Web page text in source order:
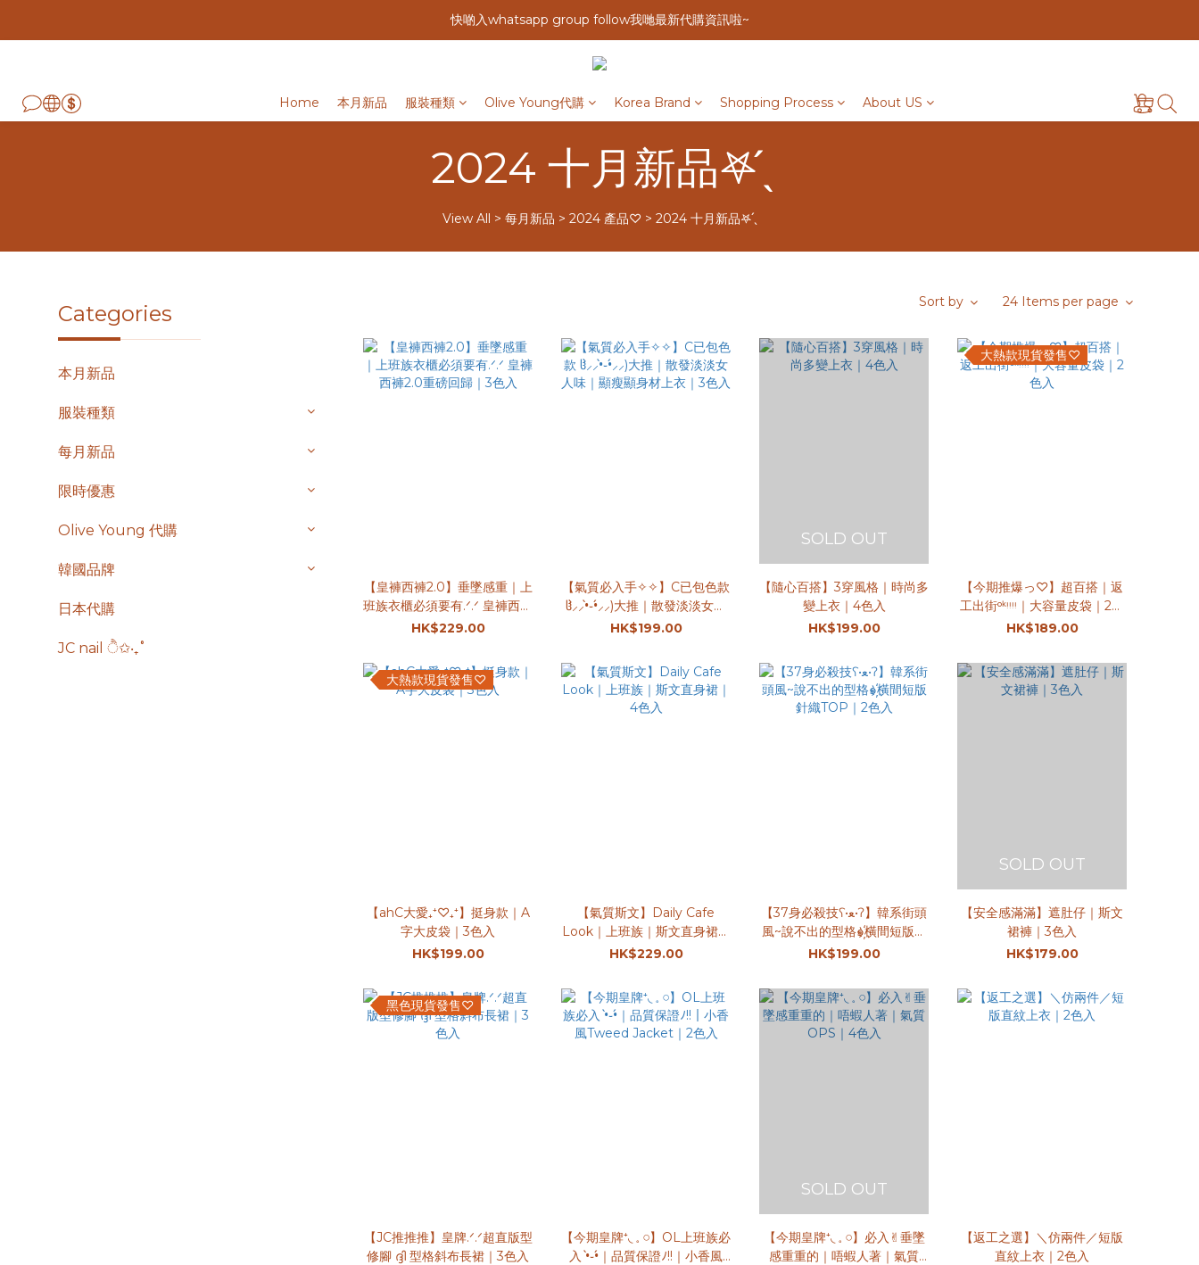
快啲入whatsapp group follow我哋最新代購資訊啦~
Home 本月新品 服裝種類 Olive Young代購 Korea Brand Shopping Process About US
2024 十月新品𖤐 ̖́
View All >每月新品 >2024 產品♡ >2024 十月新品𖤐 ̖́
Categories
本月新品
服裝種類
每月新品
限時優惠
Olive Young 代購
韓國品牌
日本代購
JC nail ੈ✩‧₊˚
Sort by 24 Items per page
【皇褲西褲2.0】垂墜感重｜上
班族衣櫃必須要有.ᐟ.ᐟ 皇褲西褲
2.0重磅回歸｜3色入
HK$229.00
【氣質必入手✧︎✧︎】C已包色款
ჱ̒⸝⸝•̀֊•́⸝⸝)大推｜散發淡淡女人
味｜顯瘦顯身材上衣｜3色入
HK$199.00
SOLD OUT
【隨心百搭】3穿風格｜時尚多
變上衣｜4色入
HK$199.00
大熱款現貨發售♡
【今期推爆っ♡】超百搭｜返
工出街ᵒᵏᵎᵎᵎᵎ｜大容量皮袋｜2色
入
HK$189.00
大熱款現貨發售♡
【ahC大愛₊⁺♡₊⁺】挺身款｜A
字大皮袋｜3色入
HK$199.00
【氣質斯文】Daily Cafe
Look｜上班族｜斯文直身裙｜
4色入
HK$229.00
【37身必殺技ʕ•ﻌ•ʔ】韓系街頭
風~說不出的型格๑҉橫間短版針
織TOP｜2色入
HK$199.00
SOLD OUT
【安全感滿滿】遮肚仔｜斯文
裙褲｜3色入
HK$179.00
黑色現貨發售♡
【JC推推推】皇牌.ᐟ.ᐟ超直版型
修腳 ദ്ദി 型格斜布長裙｜3色入
【今期皇牌⁺◟ 𓈒 𓏸】OL上班族必
入 •̀֊•́｜品質保證ﾉ!!｜小香風
SOLD OUT
【今期皇牌⁺◟ 𓈒 𓏸】必入✌︎垂墜
感重重的｜唔蝦人著｜氣質
【返工之選】＼仿兩件／短版
直紋上衣｜2色入